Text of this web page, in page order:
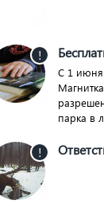
С 1 июня
парка в
!
!